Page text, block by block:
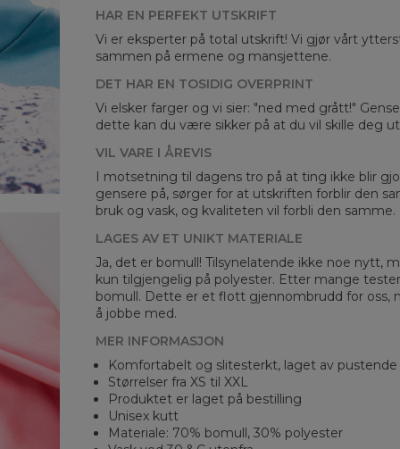
CM
B
C
HAR EN PERFEKT UTSKRIFT
Vi er eksperter på total utskrift! Vi gjør vårt
sammen på ermene og mansjettene.
DET HAR EN TOSIDIG OVERPRINT
Vi elsker farger og vi sier: "ned med grått!"
dette kan du være sikker på at du vil skille deg
VIL VARE I ÅREVIS
I motsetning til dagens tro på at ting ikke blir
gensere på, sørger for at utskriften forblir den
bruk og vask, og kvaliteten vil forbli den samme.
LAGES AV ET UNIKT MATERIALE
Ja, det er bomull! Tilsynelatende ikke noe nytt,
kun tilgjengelig på polyester. Etter mange
bomull. Dette er et flott gjennombrudd for oss,
å jobbe med.
MER INFORMASJON
Komfortabelt og slitesterkt, laget av
Størrelser fra XS til XXL
Produktet er laget på bestilling
Unisex kutt
Materiale: 70% bomull, 30% polyester